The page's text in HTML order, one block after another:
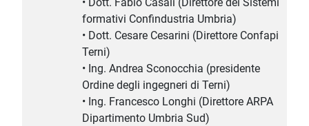
• Dott. Fabio Casali (Direttore dei Sistemi
formativi Confindustria Umbria)
• Dott. Cesare Cesarini (Direttore Confapi
Terni)
• Ing. Andrea Sconocchia (presidente
Ordine degli ingegneri di Terni)
• Ing. Francesco Longhi (Direttore ARPA
Dipartimento Umbria Sud)